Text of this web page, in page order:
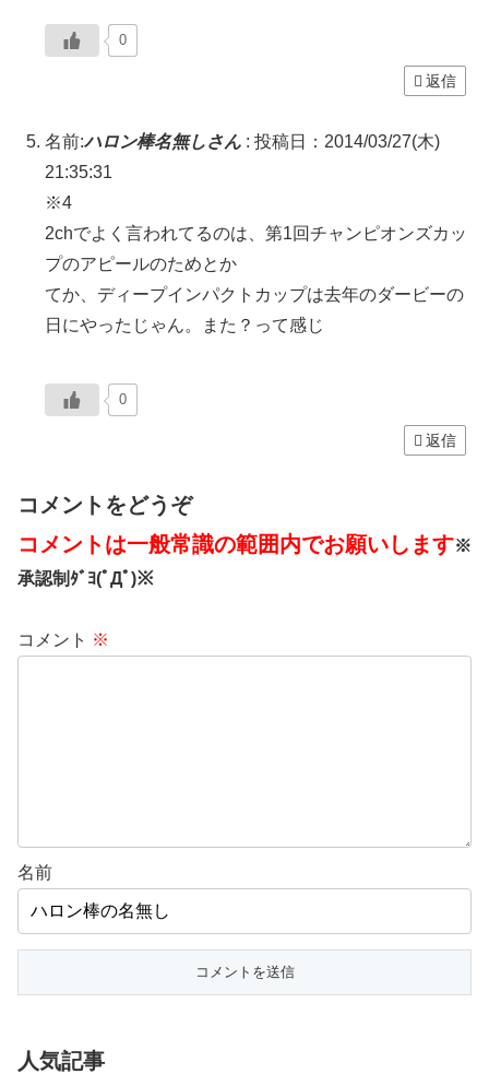
0
返信
名前:ハロン棒名無しさん : 投稿日：2014/03/27(木)
21:35:31
※4
2chでよく言われてるのは、第1回チャンピオンズカッ
プのアピールのためとか
てか、ディープインパクトカップは去年のダービーの
日にやったじゃん。また？って感じ
0
返信
コメントをどうぞ
コメントは一般常識の範囲内でお願いします※
承認制ﾀﾞﾖ(ﾟДﾟ)※
コメント ※
名前
人気記事